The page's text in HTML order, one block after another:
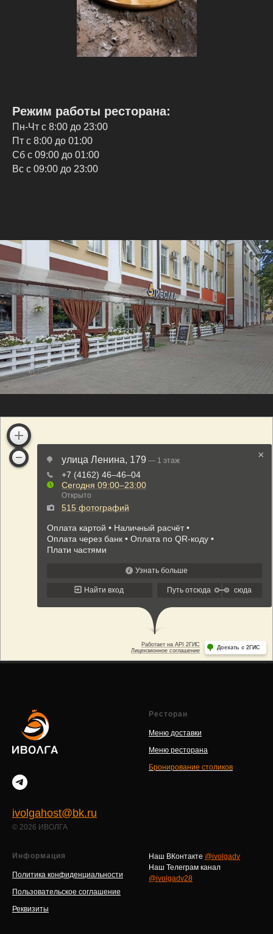
Режим работы ресторана:
Пн-Чт с 8:00 до 23:00
Пт с 8:00 до 01:00
Сб с 09:00 до 01:00
Вс с 09:00 до 23:00
ivolgahost@bk.ru
© 2026 ИВОЛГА
Ресторан
Меню доставки
Меню ресторана
Бронирование столиков
Информация
Политика конфиденциальности
Пользовательское соглашение
Реквизиты
Наш ВКонтакте @ivolgadv
Наш Телеграм канал
@ivolgadv28